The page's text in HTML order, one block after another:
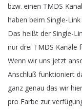
bzw. einen TMDS Kanal
haben beim Single-Link
Das heißt der Single-
nur drei TMDS Kanäle
Wenn wir uns jetzt
Anschluß funktioniert
ganz genau das wir hier
pro Farbe zur